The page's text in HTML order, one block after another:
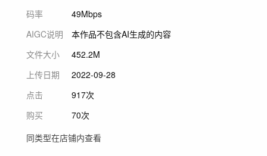
码率
49Mbps
AIGC说明
本作品不包含AI生成的内容
文件大小
452.2M
上传日期
2022-09-28
点击
917次
购买
70次
同类型在店铺内查看